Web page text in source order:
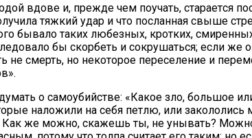
вдо­ве и, преж­де чем по­учать, ста­ра­ет­ся
тяж­кий удар и что по­слан­ная свы­ше
бы­ва­ло та­ких лю­без­ных, крот­ких,
бы скор­беть и со­кру­шать­ся; ес­ли
не смерть, но неко­то­рое пе­ре­се­ле­ние и
о са­мо­убий­стве: «Ка­кое зло, боль­шое
на­ло­жи­ли на се­бя пет­лю, или за­ко­ло­лись
же мож­но, ска­жешь ты, не уны­вать?